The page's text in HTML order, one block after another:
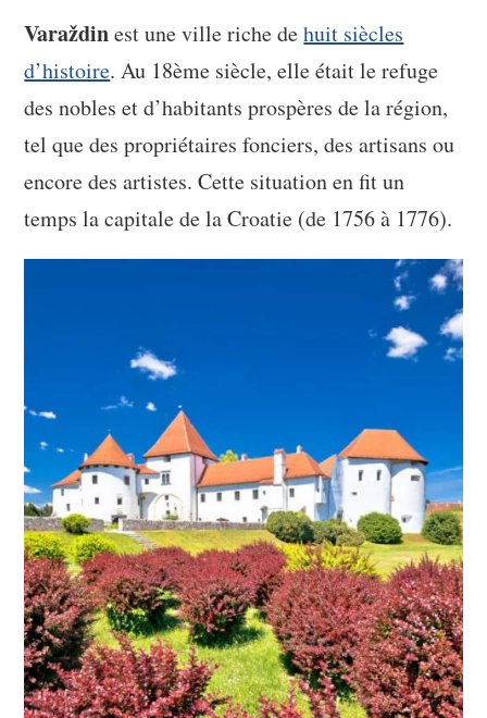
Varaždinest une ville riche dehuit siècles
d’histoire. Au 18ème siècle, elle était le refuge
des nobles et d’habitants prospères de la région,
tel que des propriétaires fonciers, des artisans ou
encore des artistes. Cette situation en fit un
temps la capitale de la Croatie (de 1756 à 1776).